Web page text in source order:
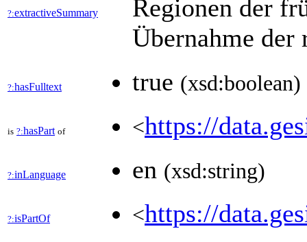
?:extractiveSummary
Regionen der
Übernahme
?:hasFulltext true (xsd:boolean)
is ?:hasPart of <https://
?:inLanguage en (xsd:string)
?:isPartOf <https://